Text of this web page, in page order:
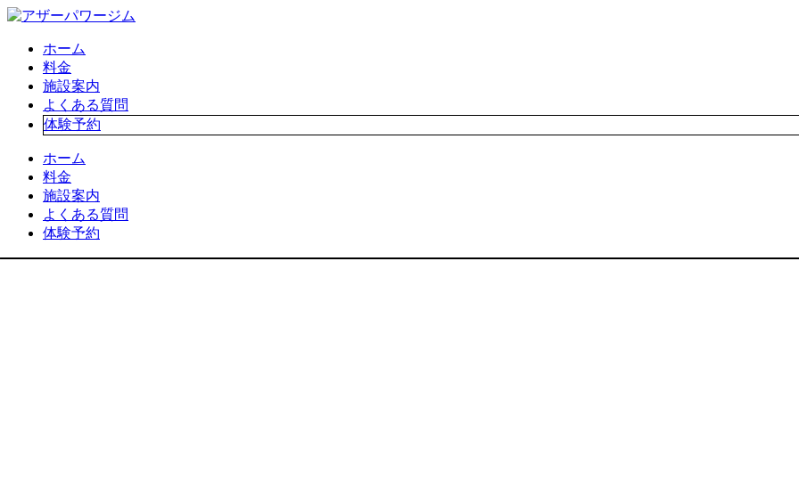
ホーム
料金
施設案内
よくある質問
体験予約
ホーム
料金
施設案内
よくある質問
体験予約